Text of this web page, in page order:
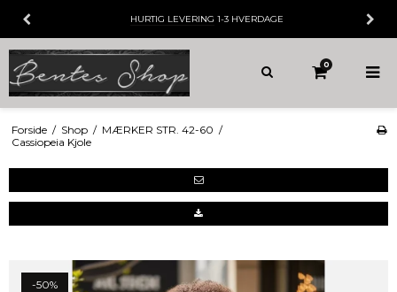
30 DAGES FORTRYDELSESRET
0
Forside / Shop / MÆRKER STR. 42-60 /
Cassiopeia Kjole
-50%